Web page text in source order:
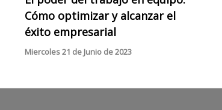
Cómo optimizar y alcanzar el
éxito empresarial
Miercoles 21 de Junio de 2023